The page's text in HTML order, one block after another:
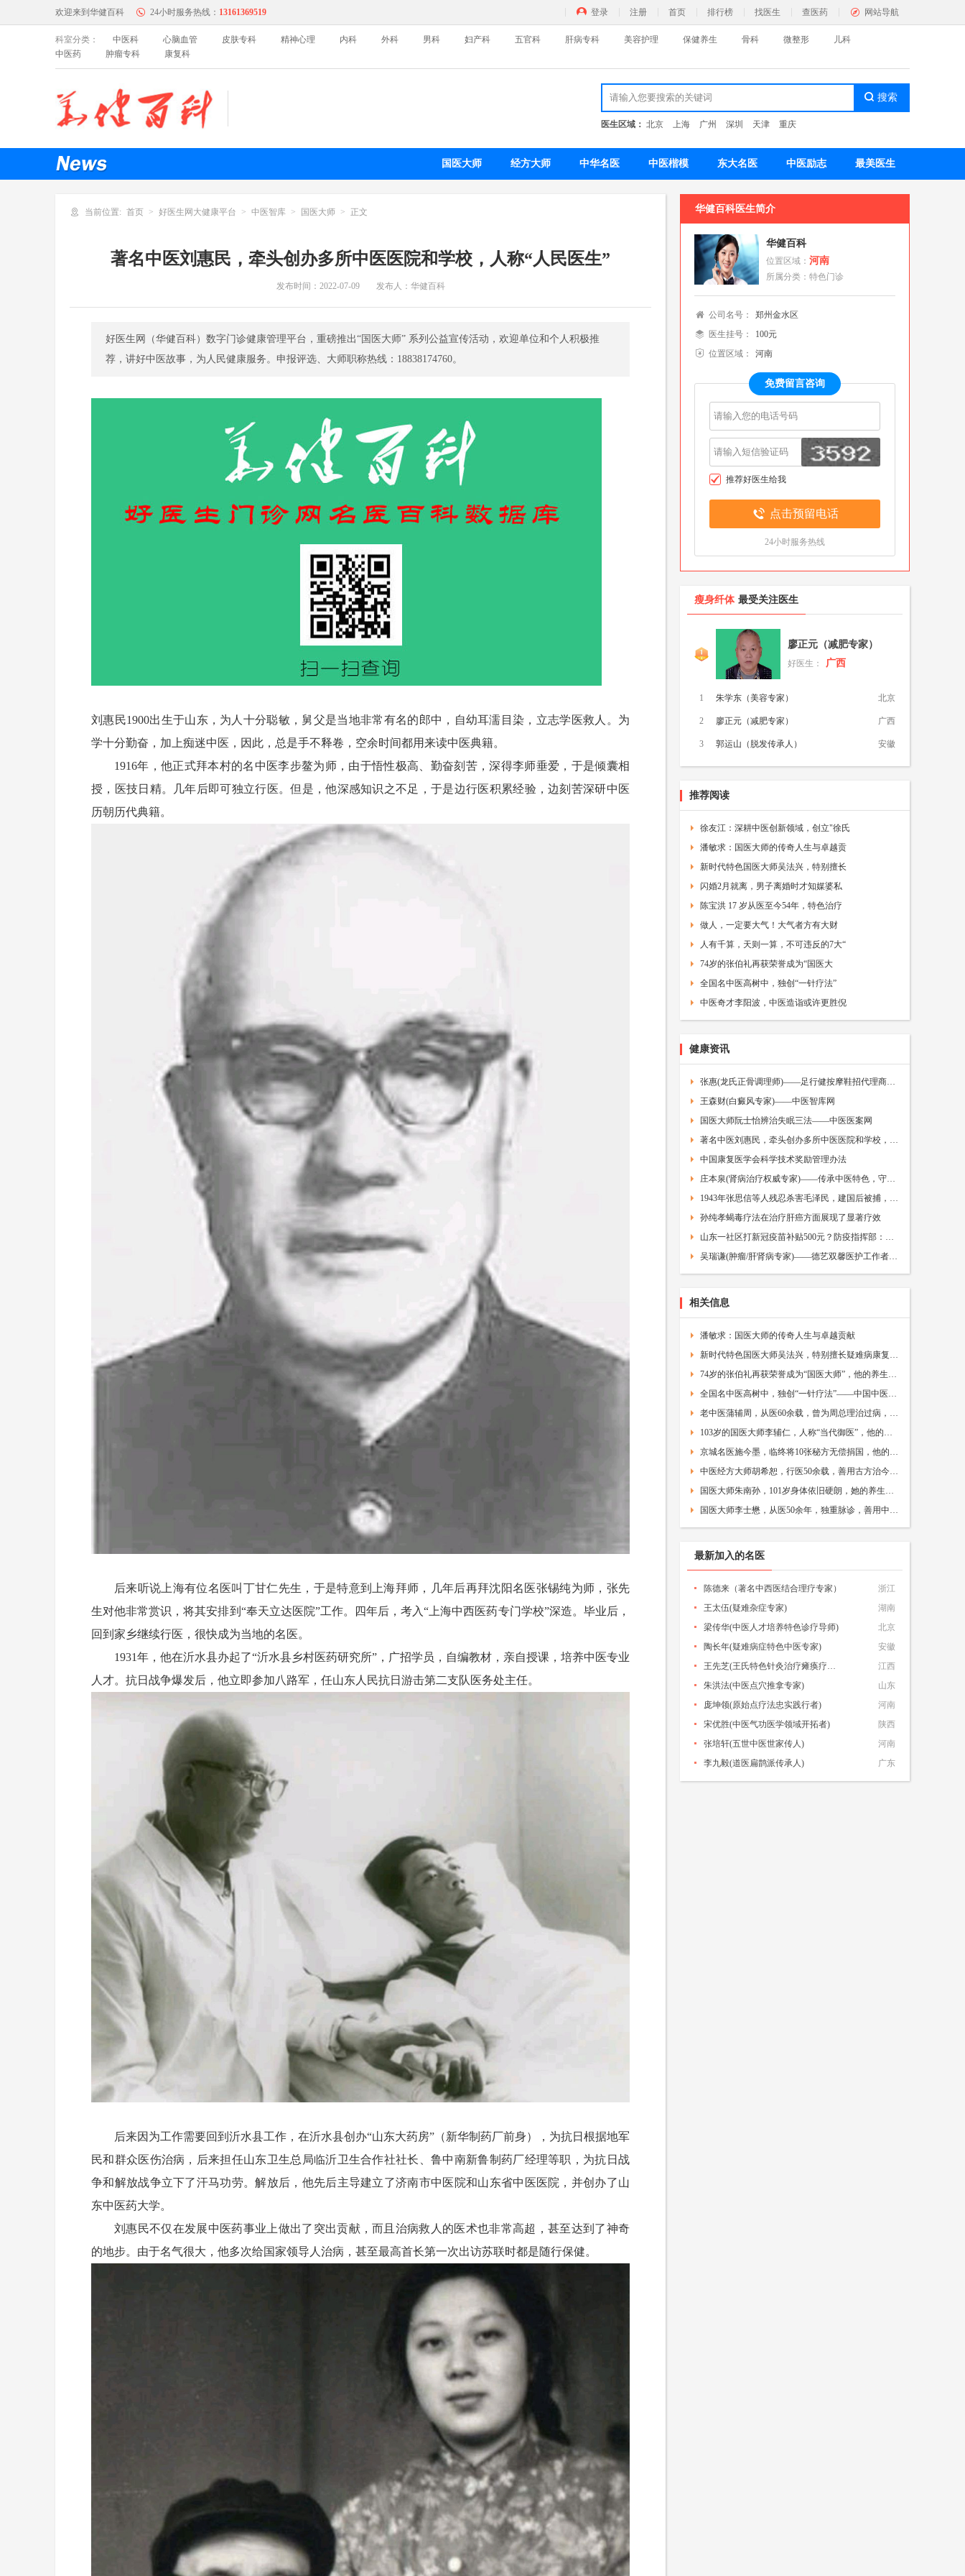
登录 注册 首页 排行榜 找医生 查医药 网站导航
中医科
特色门诊 名医百科 特色门诊 名医百科
精神心理
特色疗愈 名医百科
内科 外科
名医百科
五官科
保健养生 骨科
中医药
特色门诊 名医百科
肝病专科
欢迎来到华健百科 24小时服务热线： 13161369519
科室分类： 中医科 心脑血管 皮肤专科 精神心理 内科 外科 男科 妇产科 五官科 肝病专科 美容护理 保健养生 骨科 微整形
儿科
中医药
肿瘤专科 康复科
医生区域： 北京 上海 广州 深圳 天津 重庆
国医大师 经方大师 中华名医 中医楷模 东大名医 中医励志 最美医生
当前位置: 首页 好医生网大健康平台 中医智库 国医大师 正文
著名中医刘惠民，牵头创办多所中医医院和学校，人称“人民医生”
发布时间： 2022-07-09 发布人：华健百科
好医生网（华健百科）数字门诊健康管理平台，重磅推出“国医大师” 系列公益宣传活动，欢迎单位和个人积极推
荐，讲好中医故事，为人民健康服务。申报评选、大师职称热线：18838174760。
刘惠民1900出生于山东，为人十分聪敏，舅父是当地非常有名的郎中，自幼耳濡目染，立志学医救人。为
学十分勤奋，加上痴迷中医，因此，总是手不释卷，空余时间都用来读中医典籍。
1916年，他正式拜本村的名中医李步鳌为师，由于悟性极高、勤奋刻苦，深得李师垂爱，于是倾囊相
授，医技日精。几年后即可独立行医。但是，他深感知识之不足，于是边行医积累经验，边刻苦深研中医
历朝历代典籍。
后来听说上海有位名医叫丁甘仁先生，于是特意到上海拜师，几年后再拜沈阳名医张锡纯为师，张先
生对他非常赏识，将其安排到“奉天立达医院”工作。四年后，考入“上海中西医药专门学校”深造。毕业后，
回到家乡继续行医，很快成为当地的名医。
1931年，他在沂水县办起了“沂水县乡村医药研究所”，广招学员，自编教材，亲自授课，培养中医专业
人才。抗日战争爆发后，他立即参加八路军，任山东人民抗日游击第二支队医务处主任。
后来因为工作需要回到沂水县工作，在沂水县创办“山东大药房”（新华制药厂前身），为抗日根据地军
民和群众医伤治病，后来担任山东卫生总局临沂卫生合作社社长、鲁中南新鲁制药厂经理等职，为抗日战
争和解放战争立下了汗马功劳。解放后，他先后主导建立了济南市中医院和山东省中医医院，并创办了山
东中医药大学。
刘惠民不仅在发展中医药事业上做出了突出贡献，而且治病救人的医术也非常高超，甚至达到了神奇
的地步。由于名气很大，他多次给国家领导人治病，甚至最高首长第一次出访苏联时都是随行保健。
华健百科医生简介
华健百科
位置区域： 河南
所属分类： 特色门诊
公司名号：
郑州金水区
医生挂号：
100元
位置区域：
河南
免费留言咨询
推荐好医生给我
点击预留电话
24小时服务热线
瘦身纤体 最受关注医生
廖正元（减肥专家）
好医生： 广西
北京
1 朱学东（美容专家）
广西
2 廖正元（减肥专家）
安徽
3 郭运山（脱发传承人）
推荐阅读
徐友江：深耕中医创新领域，创立"徐氏
潘敏求：国医大师的传奇人生与卓越贡
新时代特色国医大师吴法兴，特别擅长
闪婚2月就离，男子离婚时才知媒婆私
陈宝洪 17 岁从医至今54年，特色治疗
做人，一定要大气！大气者方有大财
人有千算，天则一算，不可违反的7大“
74岁的张伯礼再获荣誉成为“国医大
全国名中医高树中，独创“一针疗法”
中医奇才李阳波，中医造诣或许更胜倪
健康资讯
张惠(龙氏正骨调理师)——足行健按摩鞋招代理商——中医加盟网
王森财(白癜风专家)——中医智库网
国医大师阮士怡辨治失眠三法——中医医案网
著名中医刘惠民，牵头创办多所中医医院和学校，人称“人民医生”
中国康复医学会科学技术奖励管理办法
庄本泉(肾病治疗权威专家)——传承中医特色，守护百姓健康——中医智库网
1943年张思信等人残忍杀害毛泽民，建国后被捕，毛主席才得知真相
孙纯孝蝎毒疗法在治疗肝癌方面展现了显著疗效
山东一社区打新冠疫苗补贴500元？防疫指挥部：正调查
吴瑞谦(肿瘤/肝肾病专家)——德艺双馨医护工作者——中医故事网
相关信息
潘敏求：国医大师的传奇人生与卓越贡献
新时代特色国医大师吴法兴，特别擅长疑难病康复理疗，尤其是肺穿孔康复和不孕不育理疗，为成千上万的疾病患者解除痛苦
74岁的张伯礼再获荣誉成为“国医大师”，他的养生方法简单可学——中国中医领航人物网
全国名中医高树中，独创“一针疗法”——中国中医针灸推拿网
老中医蒲辅周，从医60余载，曾为周总理治过病，人称“国医圣手” ——中国中医领航人物网
103岁的国医大师李辅仁，人称“当代御医”，他的养生秘诀被公开 ——中医品牌网
京城名医施今墨，临终将10张秘方无偿捐国，他的传奇一生值得铭记
中医经方大师胡希恕，行医50余载，善用古方治今病，赢得世人赞誉
国医大师朱南孙，101岁身体依旧硬朗，她的养生秘诀，你也能做到
国医大师李士懋，从医50余年，独重脉诊，善用中医药医治急危重症
最新加入的名医
浙江
陈德来（著名中西医结合理疗专家）
湖南
王太伍(疑难杂症专家)
北京
梁传华(中医人才培养特色诊疗导师)
安徽
陶长年‌(疑难病症特色中医专家)
江西
王先芝(王氏特色针灸治疗瘫痪疗法创始人)
山东
朱洪法(中医点穴推拿专家)
河南
庞坤领(原始点疗法忠实践行者)
陕西
宋优胜(中医气功医学领域开拓者)
河南
张培轩(五世中医世家传人)
广东
李九毅(道医扁鹊派传承人)